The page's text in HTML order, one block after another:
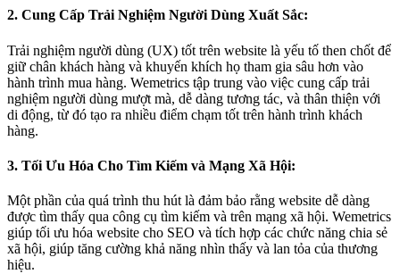
2. Cung Cấp Trải Nghiệm Người Dùng Xuất Sắc:
Trải nghiệm người dùng (UX) tốt trên website là yếu tố then chốt để
giữ chân khách hàng và khuyến khích họ tham gia sâu hơn vào
hành trình mua hàng. Wemetrics tập trung vào việc cung cấp trải
nghiệm người dùng mượt mà, dễ dàng tương tác, và thân thiện với
di động, từ đó tạo ra nhiều điểm chạm tốt trên hành trình khách
hàng.
3. Tối Ưu Hóa Cho Tìm Kiếm và Mạng Xã Hội:
Một phần của quá trình thu hút là đảm bảo rằng website dễ dàng
được tìm thấy qua công cụ tìm kiếm và trên mạng xã hội. Wemetrics
giúp tối ưu hóa website cho SEO và tích hợp các chức năng chia sẻ
xã hội, giúp tăng cường khả năng nhìn thấy và lan tỏa của thương
hiệu.